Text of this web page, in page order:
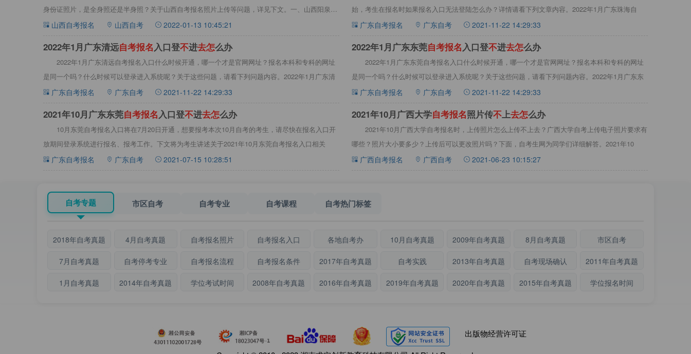
身份证照片，是全身照还是半身照？关于山西自考报名照片上传等问题，详见下文。一、山西阳泉自
考新山西自考报名 山西自考 2022-01-13 10:45:21
始，考生在报名时如果报名入口无法登陆怎么办？详情请看下列文章内容。2022年1月广东珠海自
广东自考报名 广东自考 2021-11-22 14:29:33
​2022年1月广东清远自考报名入口登不进去怎么办
2022年1月广东清远自考报名入口什么时候开通，哪一个才是官网网址？报名本科和专科的网址
是同一个吗？什么时候可以登录进入系统呢？关于这些问题，请看下列问题内容。2022年1月广东清
广东自考报名 广东自考 2021-11-22 14:29:33
​2022年1月广东东莞自考报名入口登不进去怎么办
2022年1月广东东莞自考报名入口什么时候开通，哪一个才是官网网址？报名本科和专科的网址
是同一个吗？什么时候可以登录进入系统呢？关于这些问题，请看下列问题内容。2022年1月广东东
广东自考报名 广东自考 2021-11-22 14:29:33
2021年10月广东东莞自考报名入口登不进去怎么办
10月东莞自考报名入口将在7月20日开通，想要报考本次10月自考的考生，请尽快在报名入口开
放期间登录系统进行报名、报考工作。下文将为考生讲述关于2021年10月东莞自考报名入口相关
广东自考报名 广东自考 2021-07-15 10:28:51
2021年10月广西大学自考报名照片传不上去怎么办
2021年10月广西大学自考报名时，上传照片怎么上传不上去？广西大学自考上传电子照片要求有
哪些？照片大小要多少？上传后可以更改照片吗？下面，自考生网为同学们详细解答。2021年10
广西自考报名 广西自考 2021-06-23 10:15:27
自考专题 市区自考 自考专业 自考课程 自考热门标签
2018年自考真题 4月自考真题 自考报名照片 自考报名入口 各地自考办 10月自考真题 2009年自考真题 8月自考真题 市区自考
7月自考真题 自考停考专业 自考报名流程 自考报名条件 2017年自考真题 自考实践 2013年自考真题 自考现场确认 2011年自考真题
1月自考真题 2014年自考真题 学位考试时间 2008年自考真题 2016年自考真题 2019年自考真题 2020年自考真题 2015年自考真题 学位报名时间
出版物经营许可证